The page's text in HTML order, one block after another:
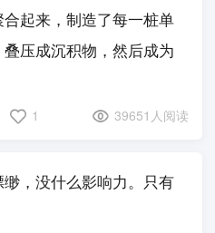
起来，制造了每一桩单
压成沉积物，然后成为
1 39651人阅读
，没什么影响力。只有